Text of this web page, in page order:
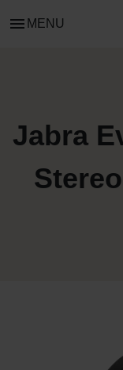
menu MENU
Jabra